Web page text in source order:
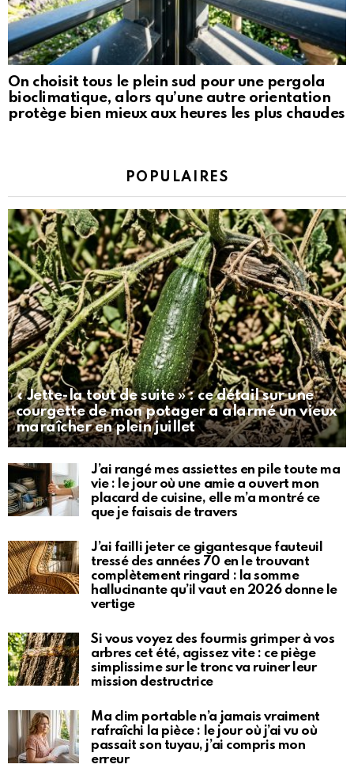
On choisit tous le plein sud pour une pergola
bioclimatique, alors qu’une autre orientation
protège bien mieux aux heures les plus chaudes
POPULAIRES
« Jette-la tout de suite » : ce détail sur une
courgette de mon potager a alarmé un vieux
maraîcher en plein juillet
J’ai rangé mes assiettes en pile toute ma
vie : le jour où une amie a ouvert mon
placard de cuisine, elle m’a montré ce
que je faisais de travers
J’ai failli jeter ce gigantesque fauteuil
tressé des années 70 en le trouvant
complètement ringard : la somme
hallucinante qu’il vaut en 2026 donne le
vertige
Si vous voyez des fourmis grimper à vos
arbres cet été, agissez vite : ce piège
simplissime sur le tronc va ruiner leur
mission destructrice
Ma clim portable n’a jamais vraiment
rafraîchi la pièce : le jour où j’ai vu où
passait son tuyau, j’ai compris mon
erreur